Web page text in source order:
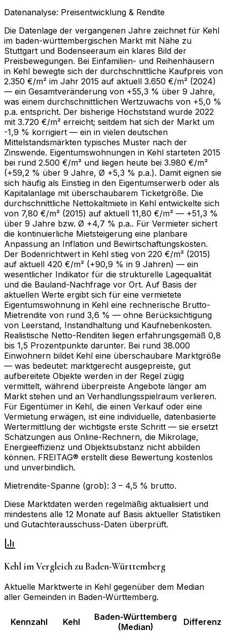
Datenanalyse: Preisentwicklung & Rendite
Die Datenlage der vergangenen Jahre zeichnet für Kehl
im baden-württembergischen Markt mit Nähe zu
Stuttgart und Bodenseeraum ein klares Bild der
Preisbewegungen. Bei Einfamilien- und Reihenhäusern
in Kehl bewegte sich der durchschnittliche Kaufpreis von
2.350 €/m² im Jahr 2015 auf aktuell 3.650 €/m² (2024)
— ein Gesamtveränderung von +55,3 % über 9 Jahre,
was einem durchschnittlichen Wertzuwachs von +5,0 %
p.a. entspricht. Der bisherige Höchststand wurde 2022
mit 3.720 €/m² erreicht; seitdem hat sich der Markt um
-1,9 % korrigiert — ein in vielen deutschen
Mittelstandsmärkten typisches Muster nach der
Zinswende. Eigentumswohnungen in Kehl starteten 2015
bei rund 2.500 €/m² und liegen heute bei 3.980 €/m²
(+59,2 % über 9 Jahre, Ø +5,3 % p.a.). Damit eignen sie
sich häufig als Einstieg in den Eigentumserwerb oder als
Kapitalanlage mit überschaubarem Ticketgröße. Die
durchschnittliche Nettokaltmiete in Kehl entwickelte sich
von 7,80 €/m² (2015) auf aktuell 11,80 €/m² — +51,3 %
über 9 Jahre bzw. Ø +4,7 % p.a.. Für Vermieter sichert
die kontinuierliche Mietsteigerung eine planbare
Anpassung an Inflation und Bewirtschaftungskosten.
Der Bodenrichtwert in Kehl stieg von 220 €/m² (2015)
auf aktuell 420 €/m² (+90,9 % in 9 Jahren) — ein
wesentlicher Indikator für die strukturelle Lagequalität
und die Bauland-Nachfrage vor Ort. Auf Basis der
aktuellen Werte ergibt sich für eine vermietete
Eigentumswohnung in Kehl eine rechnerische Brutto-
Mietrendite von rund 3,6 % — ohne Berücksichtigung
von Leerstand, Instandhaltung und Kaufnebenkosten.
Realistische Netto-Renditen liegen erfahrungsgemäß 0,8
bis 1,5 Prozentpunkte darunter. Bei rund 38.000
Einwohnern bildet Kehl eine überschaubare Marktgröße
— was bedeutet: marktgerecht ausgepreiste, gut
aufbereitete Objekte werden in der Regel zügig
vermittelt, während überpreiste Angebote länger am
Markt stehen und an Verhandlungsspielraum verlieren.
Für Eigentümer in Kehl, die einen Verkauf oder eine
Vermietung erwägen, ist eine individuelle, datenbasierte
Wertermittlung der wichtigste erste Schritt — sie ersetzt
Schätzungen aus Online-Rechnern, die Mikrolage,
Energieeffizienz und Objektsubstanz nicht abbilden
können. FREITAG® erstellt diese Bewertung kostenlos
und unverbindlich.
Mietrendite-Spanne (grob): 3 – 4,5 % brutto.
Diese Marktdaten werden regelmäßig aktualisiert und
mindestens alle 12 Monate auf Basis aktueller Statistiken
und Gutachterausschuss-Daten überprüft.
Kehl im Vergleich zuBaden-Württemberg
Aktuelle Marktwerte in Kehl gegenüber dem Median
aller Gemeinden in Baden-Württemberg.
Kennzahl Kehl
Baden-Württemberg
(Median)
Differenz